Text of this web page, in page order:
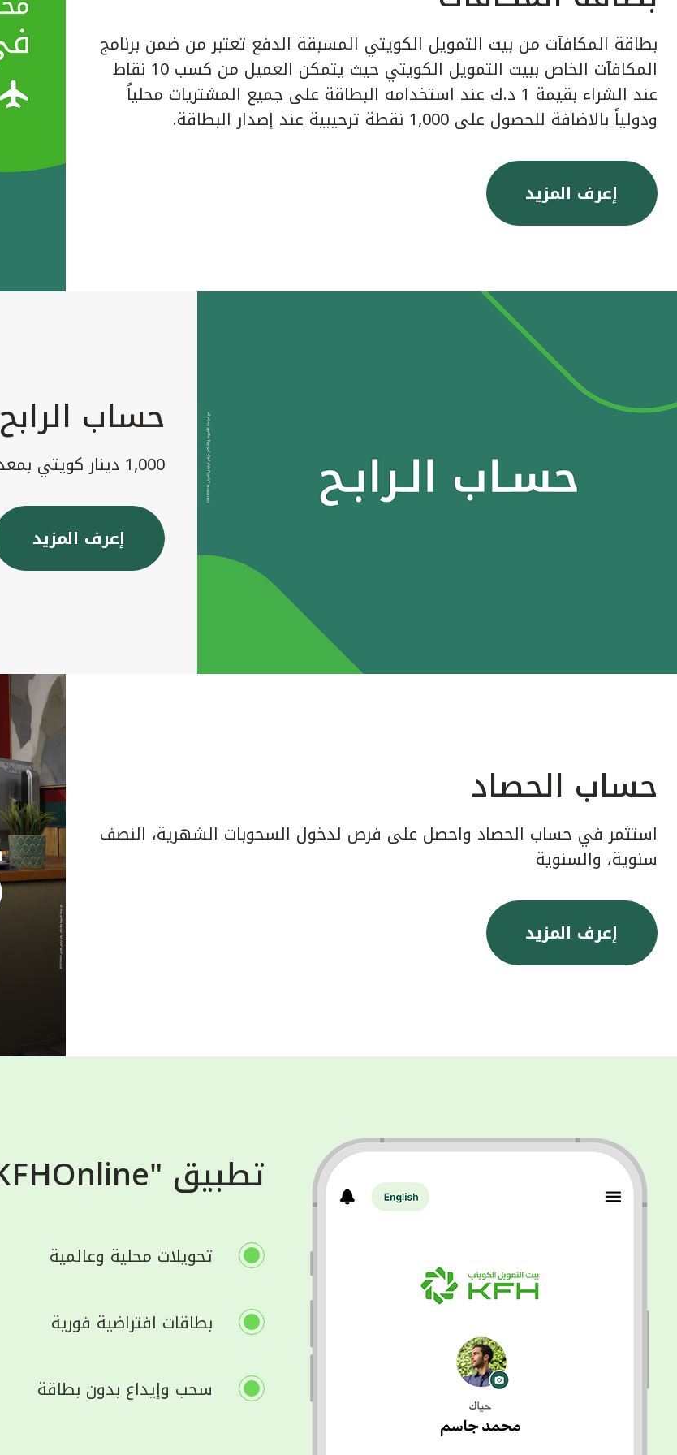
بطاقة المكافآت من بيت التمويل الكويتي المسبقة الدفع تعتبر من ضمن برنامج
المكافآت الخاص ببيت التمويل الكويتي حيث يتمكن العميل من كسب 10 نقاط
عند الشراء بقيمة 1 د.ك عند استخدامه البطاقة على جميع المشتريات محلياً
ودولياً بالاضافة للحصول على 1,000 نقطة ترحيبية عند إصدار البطاقة.
إعرف المزيد
حساب الرابح
1,000 دينار كويتي بمعدل 30 رابح شهريا
إعرف المزيد
حساب الحصاد
استثمر في حساب الحصاد واحصل على فرص لدخول السحوبات الشهرية، النصف
سنوية، والسنوية
إعرف المزيد
تطبيق "KFHOnline"
تحويلات محلية وعالمية
بطاقات افتراضية فورية
سحب وإيداع بدون بطاقة